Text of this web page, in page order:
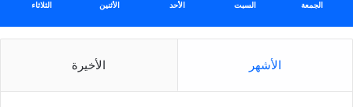
الجمعة السبت الأحد الأثنين الثلاثاء
الأشهر الأخيرة